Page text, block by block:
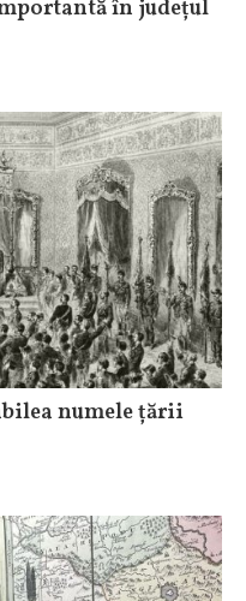
în județul
numele țării